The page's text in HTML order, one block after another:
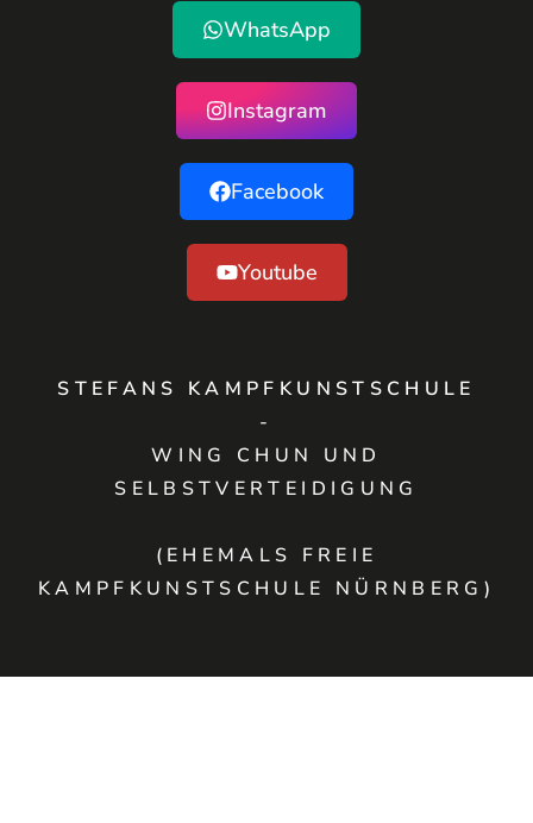
WhatsApp
Instagram
Facebook
Youtube
STEFANS KAMPFKUNSTSCHULE
-
WING CHUN UND
SELBSTVERTEIDIGUNG
(EHEMALS FREIE
KAMPFKUNSTSCHULE NÜRNBERG)